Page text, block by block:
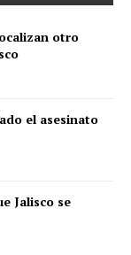
otro
el asesinato
Jalisco se